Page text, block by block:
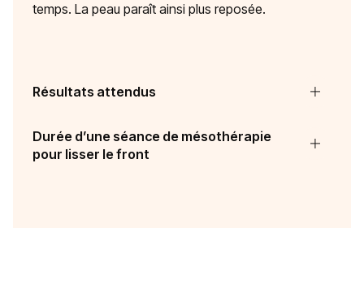
temps. La peau paraît ainsi plus reposée.
Résultats attendus
Durée d’une séance de mésothérapie
pour lisser le front